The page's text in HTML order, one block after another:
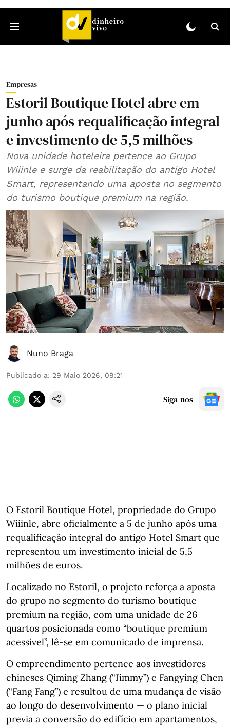
Empresas
Estoril Boutique Hotel abre em
junho após requalificação integral
e investimento de 5,5 milhões
Nova unidade hoteleira pertence ao Grupo
Wiiinle e surge da reabilitação do antigo Hotel
Smart, representando uma aposta no segmento
do turismo boutique premium na região.
Nuno Braga
Publicado a: 29 Maio 2026, 09:21
Siga-nos
O Estoril Boutique Hotel, propriedade do Grupo
Wiiinle, abre oficialmente a 5 de junho após uma
requalificação integral do antigo Hotel Smart que
representou um investimento inicial de 5,5
milhões de euros.
Localizado no Estoril, o projeto reforça a aposta
do grupo no segmento do turismo boutique
premium na região, com uma unidade de 26
quartos posicionada como “boutique premium
acessível”, lê-se em comunicado de imprensa.
O empreendimento pertence aos investidores
chineses Qiming Zhang (“Jimmy”) e Fangying Chen
(“Fang Fang”) e resultou de uma mudança de visão
ao longo do desenvolvimento — o plano inicial
previa a conversão do edifício em apartamentos,